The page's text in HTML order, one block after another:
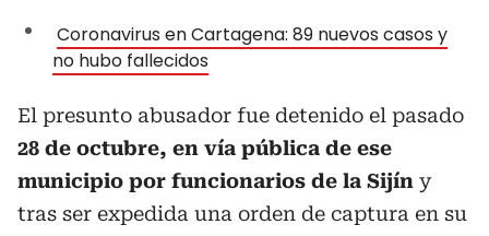
Coronavirus en Cartagena: 89 nuevos casos y
no hubo fallecidos
El presunto abusador fue detenido el pasado
28 de octubre, en vía pública de ese
municipio por funcionarios de la Sijín y
tras ser expedida una orden de captura en su